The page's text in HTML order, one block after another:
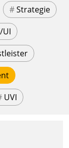
#Strategie
UI
UVI